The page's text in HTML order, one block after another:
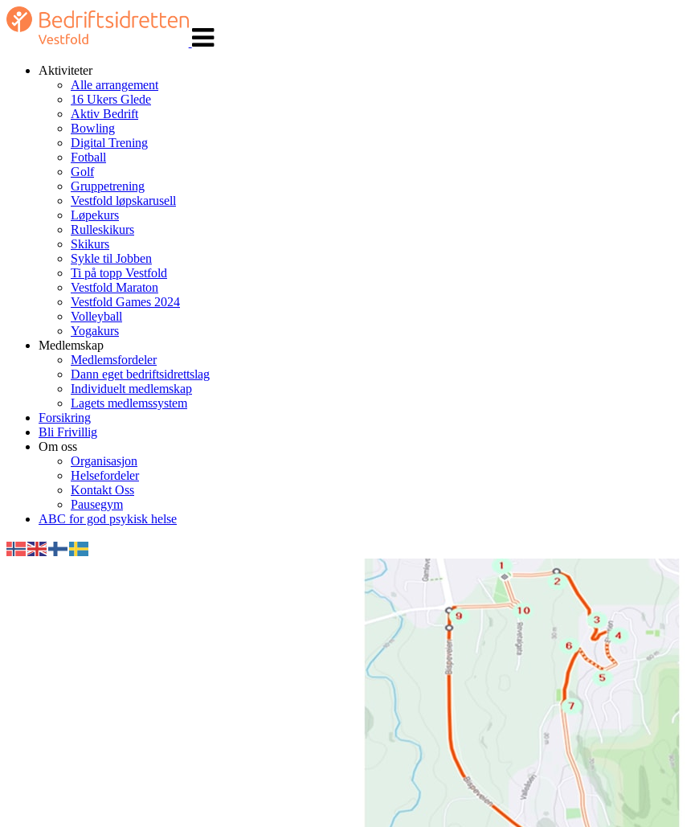
navigasjon
Aktiviteter
Alle arrangement
16 Ukers Glede
Aktiv Bedrift
Bowling
Digital Trening
Fotball
Golf
Gruppetrening
Vestfold løpskarusell
Løpekurs
Rulleskikurs
Skikurs
Sykle til Jobben
Ti på topp Vestfold
Vestfold Maraton
Vestfold Games 2024
Volleyball
Yogakurs
Medlemskap
Medlemsfordeler
Dann eget bedriftsidrettslag
Individuelt medlemskap
Lagets medlemssystem
Forsikring
Bli Frivillig
Om oss
Organisasjon
Helsefordeler
Kontakt Oss
Pausegym
ABC for god psykisk helse